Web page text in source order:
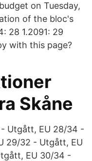
on Tuesday,
of the bloc's
28 1.2091: 29
with this page?
Skåne
Utgått, EU 28/34 -
29/32 - Utgått, EU
EU 30/34 -